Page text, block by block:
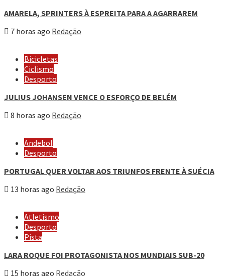
AMARELA, SPRINTERS À ESPREITA PARA A AGARRAREM
7 horas ago Redação
Bicicletas
Ciclismo
Desporto
JULIUS JOHANSEN VENCE O ESFORÇO DE BELÉM
8 horas ago Redação
Andebol
Desporto
PORTUGAL QUER VOLTAR AOS TRIUNFOS FRENTE À SUÉCIA
13 horas ago Redação
Atletismo
Desporto
Pista
LARA ROQUE FOI PROTAGONISTA NOS MUNDIAIS SUB-20
15 horas ago Redação